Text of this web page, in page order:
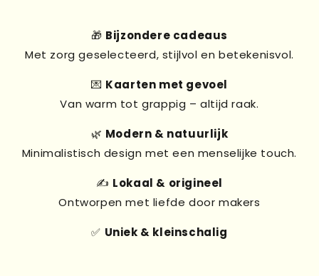
🎁 Bijzondere cadeaus
Met zorg geselecteerd, stijlvol en betekenisvol.
💌 Kaarten met gevoel
Van warm tot grappig – altijd raak.
🌿 Modern & natuurlijk
Minimalistisch design met een menselijke touch.
✍️ Lokaal & origineel
Ontworpen met liefde door makers
✅ Uniek & kleinschalig